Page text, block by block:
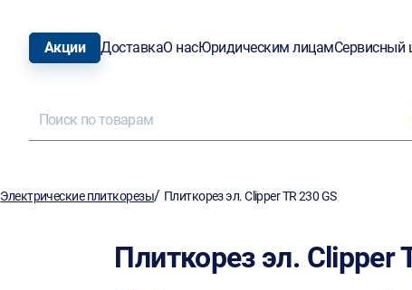
Акции ДоставкаО насЮридическим лицамСервисный
Электрические плиткорезы/ Плиткорез эл. Clipper TR 230 GS
Плиткорез эл. Clipper